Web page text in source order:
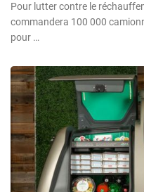
Pour lutter contre le
commandera 100 000
pour …